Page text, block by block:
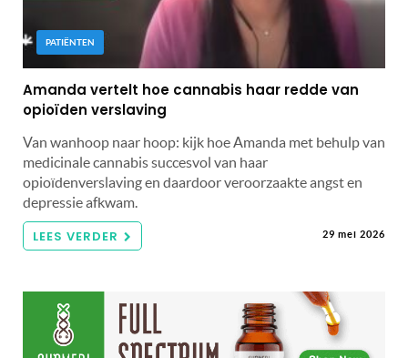
PATIËNTEN
Amanda vertelt hoe cannabis haar redde van
opioïden verslaving
Van wanhoop naar hoop: kijk hoe Amanda met behulp van
medicinale cannabis succesvol van haar
opioïdenverslaving en daardoor veroorzaakte angst en
depressie afkwam.
LEES VERDER 29 mei 2026